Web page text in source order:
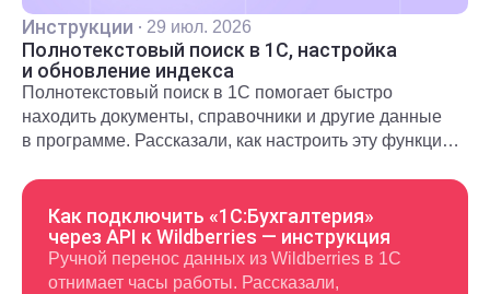
Инструкции · 29 июл. 2026
Полнотекстовый поиск в 1С, настройка
и обновление индекса
Полнотекстовый поиск в 1С помогает быстро
находить документы, справочники и другие данные
в программе. Рассказали, как настроить эту функцию
Как подключить «1С:Бухгалтерия»
через API к Wildberries — инструкция
Ручной перенос данных из Wildberries в 1С
отнимает часы работы. Рассказали,